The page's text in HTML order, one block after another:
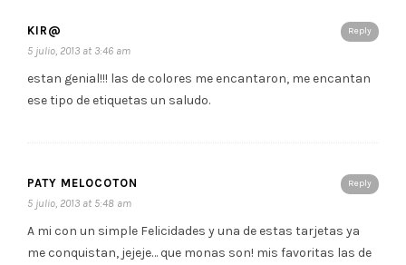
Reply
KIR@
5 julio, 2013 at 3:46 am
estan genial!!! las de colores me encantaron, me encantan
ese tipo de etiquetas un saludo.
Reply
PATY MELOCOTON
5 julio, 2013 at 5:48 am
A mi con un simple Felicidades y una de estas tarjetas ya
me conquistan, jejeje… que monas son! mis favoritas las de